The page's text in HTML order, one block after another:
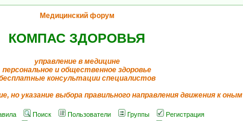
Медицинский форум
КОМПАС ЗДОРОВЬЯ
управление в медицине
персональное и общественное здоровье
консультации специалистов
но указание выбора правильного направления движения к оным
Поиск Пользователи Группы
Регистрация